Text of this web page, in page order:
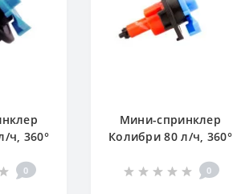
ч, 360°
0
Мини-спринклер
Колибри 80 л/ч, 360°
0